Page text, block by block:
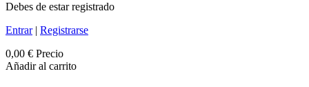
Debes de estar registrado
Entrar| Registrarse
0,00 € Precio
Añadir al carrito